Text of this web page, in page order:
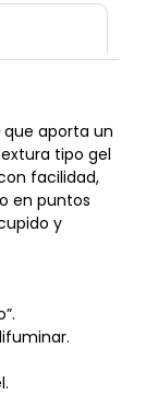
que aporta un
tipo gel
facilidad,
en puntos
y